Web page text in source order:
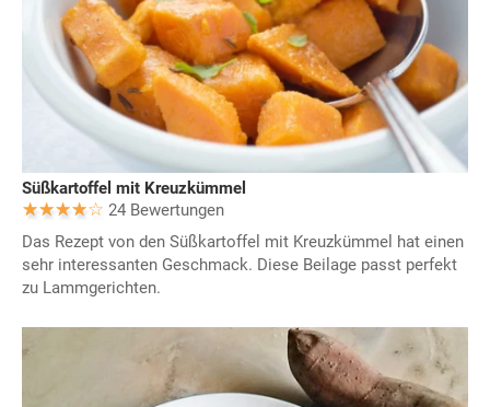
Süßkartoffel mit Kreuzkümmel
24 Bewertungen
Das Rezept von den Süßkartoffel mit Kreuzkümmel hat einen
sehr interessanten Geschmack. Diese Beilage passt perfekt
zu Lammgerichten.